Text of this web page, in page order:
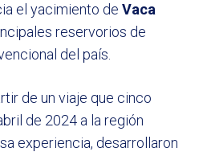
el yacimiento de Vaca
reservorios de
del país.
de un viaje que cinco
de 2024 a la región
experiencia, desarrollaron